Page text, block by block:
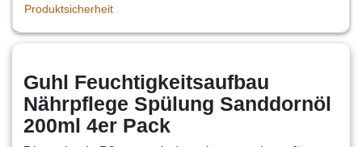
Produktsicherheit
Guhl Feuchtigkeitsaufbau
Nährpflege Spülung Sanddornöl
200ml 4er Pack